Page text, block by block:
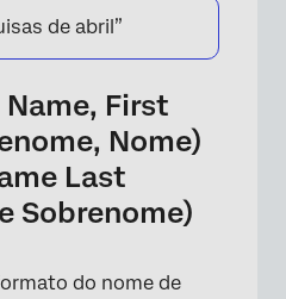
de abril”
First
Nome)
Last
Sobrenome)
do nome de